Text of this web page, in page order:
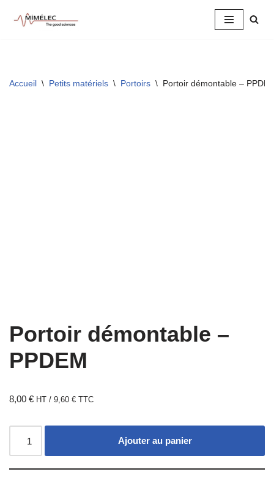
Accueil \ Petits matériels \ Portoirs \ Portoir démontable –
Portoir démontable –
PPDEM
8,00 € HT / 9,60 € TTC
Ajouter au panier